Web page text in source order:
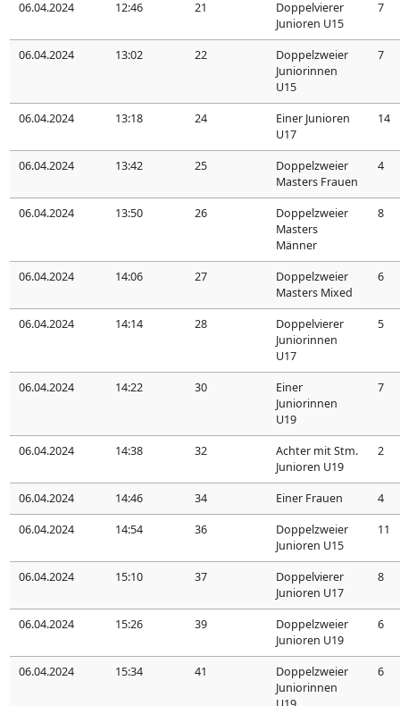
06.04.2024 12:46 21
Doppelvierer
Junioren U15
7
06.04.2024 13:02 22
Doppelzweier
Juniorinnen
U15
7
06.04.2024 13:18 24
Einer Junioren
U17
14
06.04.2024 13:42 25
Doppelzweier
Masters Frauen
4
06.04.2024 13:50 26
Doppelzweier
Masters
Männer
8
06.04.2024 14:06 27
Doppelzweier
Masters Mixed
6
06.04.2024 14:14 28
Doppelvierer
Juniorinnen
U17
5
06.04.2024 14:22 30
Einer
Juniorinnen
U19
7
06.04.2024 14:38 32
Achter mit Stm.
Junioren U19
2
06.04.2024 14:46 34 Einer Frauen 4
06.04.2024 14:54 36
Doppelzweier
Junioren U15
11
06.04.2024 15:10 37
Doppelvierer
Junioren U17
8
06.04.2024 15:26 39
Doppelzweier
Junioren U19
6
06.04.2024 15:34 41
Doppelzweier
Juniorinnen
6